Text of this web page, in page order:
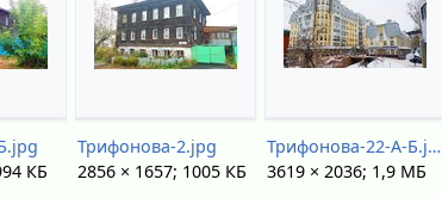
КБ
Трифонова-2.jpg
2856 × 1657; 1005 КБ
Трифонова-22-А-Б.jpg
3619 × 2036; 1,9 МБ